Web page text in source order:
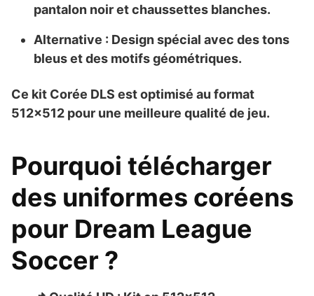
pantalon noir et chaussettes blanches.
Alternative : Design spécial avec des tons
bleus et des motifs géométriques.
Ce kit Corée DLS est optimisé au format
512×512 pour une meilleure qualité de jeu.
Pourquoi télécharger
des uniformes coréens
pour Dream League
Soccer ?